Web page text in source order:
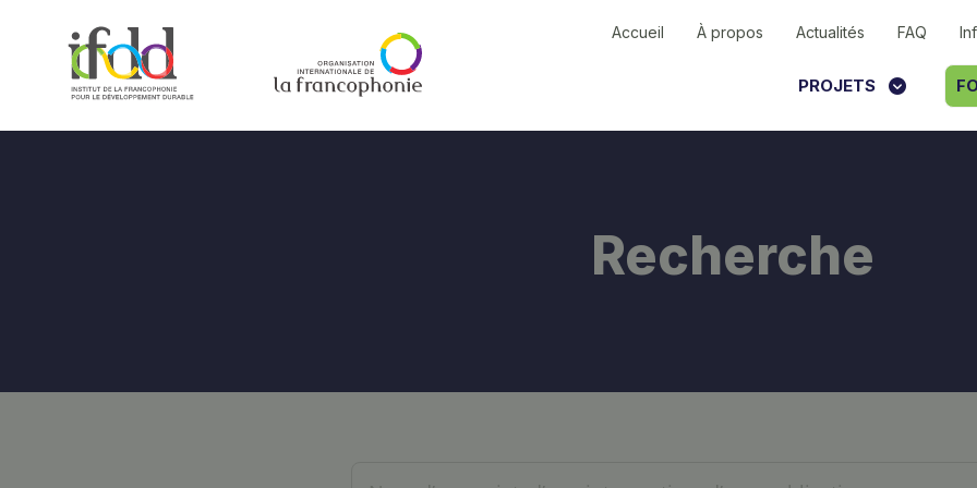
Accueil À propos Actualités FAQ
PROJETS
Recherche